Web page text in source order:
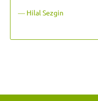
― Hilal Sezgin